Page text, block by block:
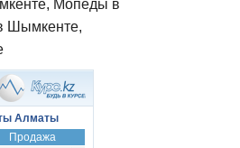
Мопеды в
Шымкенте,